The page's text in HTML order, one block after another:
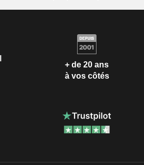
+ de 20 ans
à vos côtés